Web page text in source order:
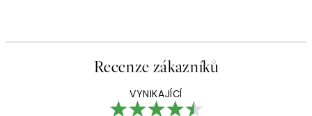
Recenze zákazníků
VYNIKAJÍCÍ